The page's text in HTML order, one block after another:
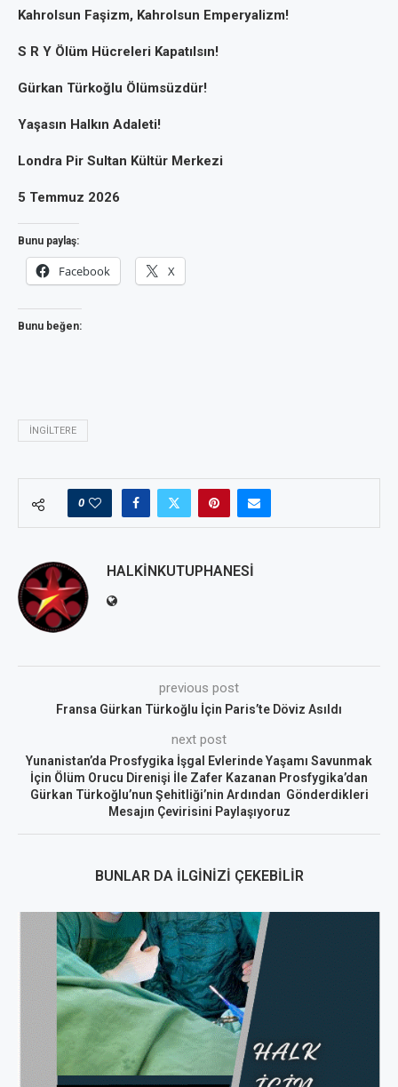
Kahrolsun Faşizm, Kahrolsun Emperyalizm!
S R Y Ölüm Hücreleri Kapatılsın!
Gürkan Türkoğlu Ölümsüzdür!
Yaşasın Halkın Adaleti!
Londra Pir Sultan Kültür Merkezi
5 Temmuz 2026
Bunu paylaş:
Facebook X
Bunu beğen:
İNGILTERE
0
HALKINKUTUPHANESI
previous post
Fransa Gürkan Türkoğlu İçin Paris’te Döviz Asıldı
next post
Yunanistan’da Prosfygika İşgal Evlerinde Yaşamı Savunmak
İçin Ölüm Orucu Direnişi İle Zafer Kazanan Prosfygika’dan
Gürkan Türkoğlu’nun Şehitliği’nin Ardından Gönderdikleri
Mesajın Çevirisini Paylaşıyoruz
BUNLAR DA İLGINIZI ÇEKEBILIR